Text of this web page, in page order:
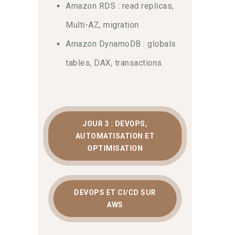
Amazon RDS : read replicas,
Multi-AZ, migration
Amazon DynamoDB : globals
tables, DAX, transactions
JOUR 3 : DEVOPS,
AUTOMATISATION ET
OPTIMISATION
DEVOPS ET CI/CD SUR
AWS